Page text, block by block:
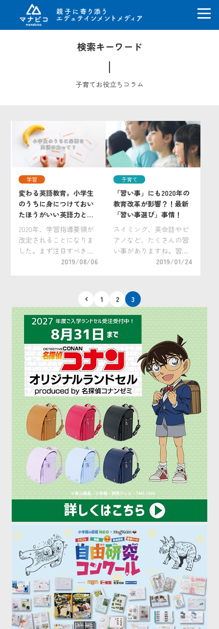
検索キーワード
子育てお役立ちコラム
学習
変わる英語教育。小学生
のうちに身につけておい
たほうがいい英語力と
は？
2020年、学習指導要領が
改定されることになりま
した。まず注目すべき
は、「知っていること・
体的・対話的で深い学び
が重視されるようになる
という点です。 そして
2019/08/06
子育て
「習い事」にも2020年の
教育改革が影響？！最新
「習い事選び」事情！
スイミング、英会話やピ
アノなど、たくさんの習
い事がありますね。習い
事を決めるとき、どのよ
学生であれば、現在の学
力や将来のことを見据
え、幼児期から続けてき
た習い事を再考する機会
も […]
2019/01/24
稿
1 2 3